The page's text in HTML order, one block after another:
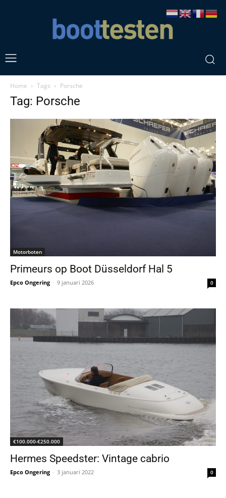
Home Tags Porsche
Tag: Porsche
Motorboten
Primeurs op Boot Düsseldorf Hal 5
Epco Ongering - 9 januari 2026 0
€100.000-€250.000
Hermes Speedster: Vintage cabrio
Epco Ongering - 3 januari 2022 0